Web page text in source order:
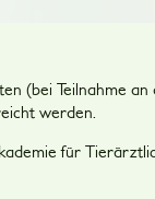
(bei Teilnahme
werden.
für